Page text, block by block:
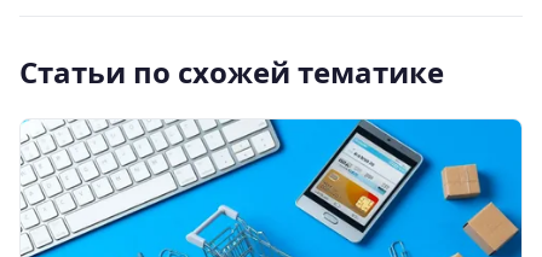
Статьи по схожей тематике